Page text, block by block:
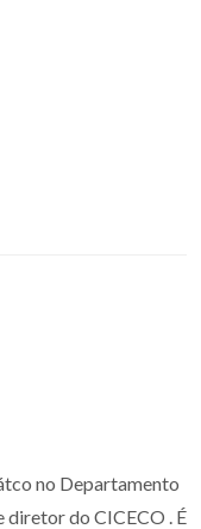
no Departamento
diretor do CICECO . É